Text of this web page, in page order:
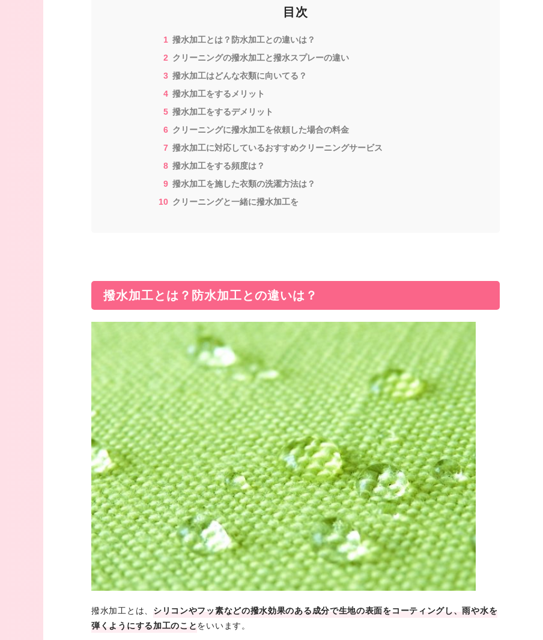
目次
撥水加工とは？防水加工との違いは？
クリーニングの撥水加工と撥水スプレーの違い
撥水加工はどんな衣類に向いてる？
撥水加工をするメリット
撥水加工をするデメリット
クリーニングに撥水加工を依頼した場合の料金
撥水加工に対応しているおすすめクリーニングサービス
撥水加工をする頻度は？
撥水加工を施した衣類の洗濯方法は？
クリーニングと一緒に撥水加工を
撥水加工とは？防水加工との違いは？
撥水加工とは、 シリコンやフッ素などの撥水効果のある成分で生地の表面をコーティングし、雨や水を
弾くようにする加工のことをいいます。